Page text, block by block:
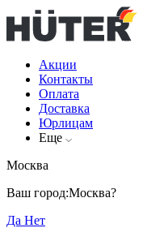
Акции
Контакты
Оплата
Доставка
Юрлицам
Еще
Москва
Ваш город:Москва?
Да Нет